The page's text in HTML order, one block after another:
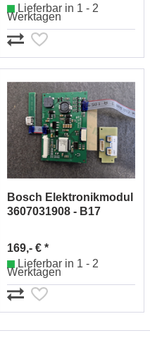
Lieferbar in 1 - 2
Werktagen
Bosch Elektronikmodul
3607031908 - B17
169,- € *
Lieferbar in 1 - 2
Werktagen